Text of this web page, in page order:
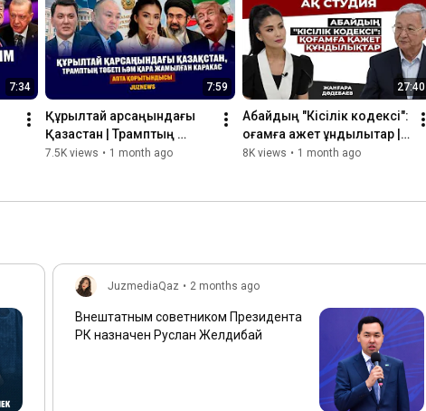
7:34 7:59
Құрылтай қарсаңындағы
Қазақстан | Трамптың
тәбеті | Қара жамылған
7.5K views • 1 month ago
27:40
Абайдың "Кісілік кодексі":
қоғамға қажет құндылықтар |
Жанғара Дәдебаев
8K views • 1 month ago
JuzmediaQaz • 2 months ago
Внештатным советником Президента
РК назначен Руслан Желдибай